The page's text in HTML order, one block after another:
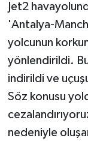
Jet2
'Antalya-
yolcunun
yönlendirildi.
indirildi ve
Söz konusu
nedeniyle